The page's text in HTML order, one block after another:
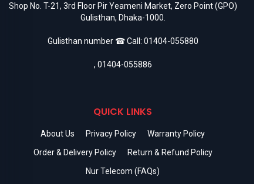
Shop No. T-21, 3rd Floor Pir Yeameni Market, Zero Point (GPO)
Gulisthan, Dhaka-1000.
Gulisthan number ☎ Call: 01404-055880
, 01404-055886
QUICK LINKS
About Us Privacy Policy
Warranty Policy
Order & Delivery Policy
Return & Refund Policy
Nur Telecom (FAQs)